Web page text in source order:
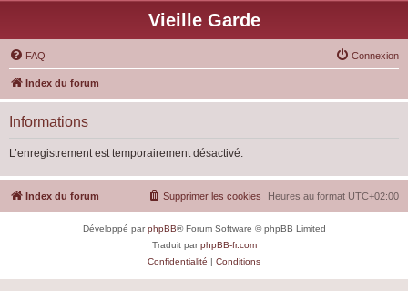
Vieille Garde
FAQ Connexion
Index du forum
Informations
L’enregistrement est temporairement désactivé.
Index du forum Heures au format UTC+02:00
Supprimer les cookies
Développé parphpBB® Forum Software © phpBB Limited
Traduit parphpBB-fr.com
Confidentialité | Conditions